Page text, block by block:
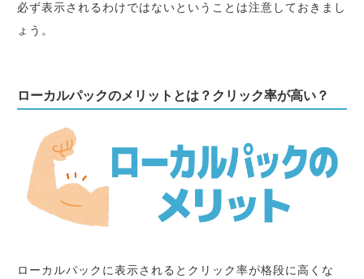
必ず表示されるわけではないということは注意しておきまし
ょう。
ローカルパックのメリットとは？クリック率が高い？
ローカルパックに表示されるとクリック率が格段に高くな